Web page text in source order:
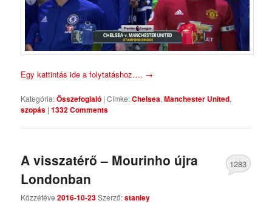
Egy kattintás ide a folytatáshoz…. →
Kategória:Összefoglaló |Címke:Chelsea,Manchester United,
szopás |1332 Comments
A visszatérő – Mourinho újra
Londonban
Közzétéve2016-10-23Szerző:stanley
1283